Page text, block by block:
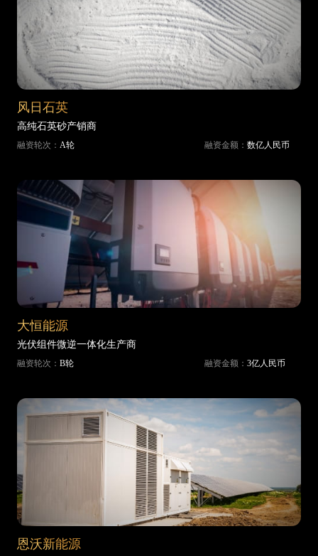
风日石英
高纯石英砂产销商
融资轮次： A轮 融资金额： 数亿人民币
大恒能源
光伏组件微逆一体化生产商
融资轮次： B轮 融资金额： 3亿人民币
恩沃新能源